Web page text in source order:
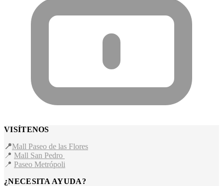
VISÍTENOS
📍Mall Paseo de las Flores
📍 Mall San Pedro
📍 Paseo Metrópoli
¿NECESITA AYUDA?